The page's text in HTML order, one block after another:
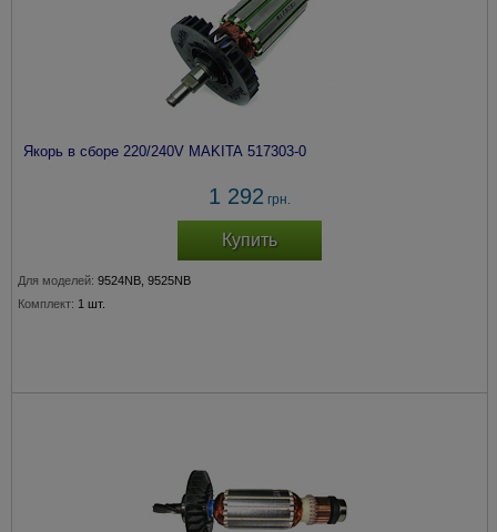
Якорь в сборе 220/240V MAKITA 517303-0
1 292 грн.
Купить
Для моделей: 9524NB, 9525NB
Комплект: 1 шт.